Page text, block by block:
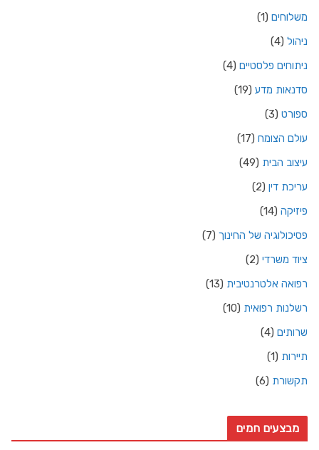
משלוחים (1)
ניהול (4)
ניתוחים פלסטיים (4)
סדנאות מדע (19)
ספורט (3)
עולם הצומח (17)
עיצוב הבית (49)
עריכת דין (2)
פיזיקה (14)
פסיכולוגיה של החינוך (7)
ציוד משרדי (2)
רפואה אלטרנטיבית (13)
רשלנות רפואית (10)
שרותים (4)
תיירות (1)
תקשורת (6)
מבצעים חמים